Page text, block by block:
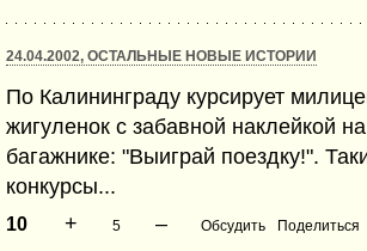
24.04.2002, ОСТАЛЬНЫЕ НОВЫЕ ИСТОРИИ
По Калининграду курсирует
жигуленок с забавной наклейкой на
багажнике: "Выиграй поездку!".
конкурсы...
10 + 5 – Обсудить Поделиться